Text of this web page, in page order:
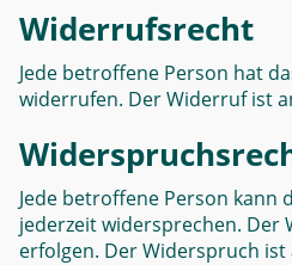
Widerrufsrecht
Jede betroffene Person hat
widerrufen. Der Widerruf ist
Jede betroffene Person kann
jederzeit widersprechen. Der
erfolgen. Der Widerspruch ist